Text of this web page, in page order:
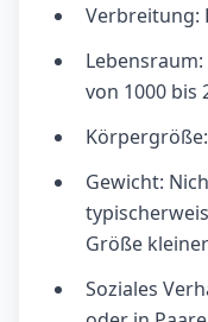
Verbreitung:
von 1000 bis
Gewicht:
Größe
Soziales